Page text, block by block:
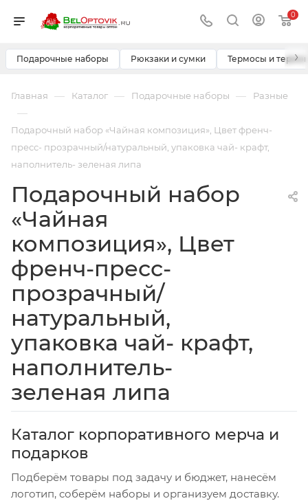
0
Подарочные наборы Рюкзаки и сумки Термосы и ›
Главная — Каталог — Подарочные наборы — Разные
—
Подарочный набор «Чайная композиция», Цвет френч-
пресс- прозрачный/натуральный, упаковка чай- крафт,
наполнитель- зеленая липа
Подарочный набор
«Чайная
композиция», Цвет
френч-пресс-
прозрачный/
натуральный,
упаковка чай- крафт,
наполнитель-
зеленая липа
Каталог корпоративного мерча и
подарков
Подберём товары под задачу и бюджет, нанесём
логотип, соберём наборы и организуем доставку.